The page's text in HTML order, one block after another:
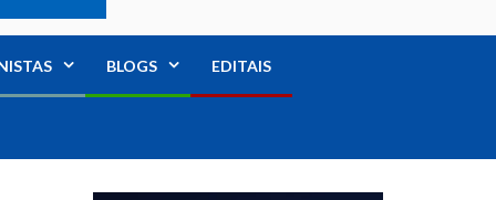
BLOGS EDITAIS